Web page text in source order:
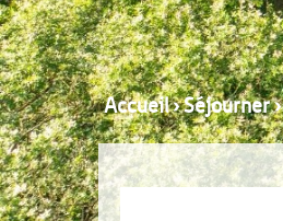
Accueil›Séjourner›